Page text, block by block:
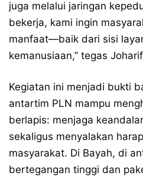
juga melalui jaringan
bekerja, kami ingin
manfaat—baik dari sisi
kemanusiaan,” tegas
Kegiatan ini menjadi bukti
antartim PLN mampu
berlapis: menjaga
sekaligus menyalakan
masyarakat. Di Bayah, di
bertegangan tinggi dan